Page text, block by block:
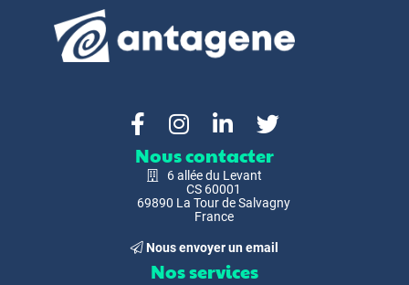
Nous contacter
6 allée du Levant
CS 60001
69890 La Tour de Salvagny
France
Nous envoyer un email
Nos services